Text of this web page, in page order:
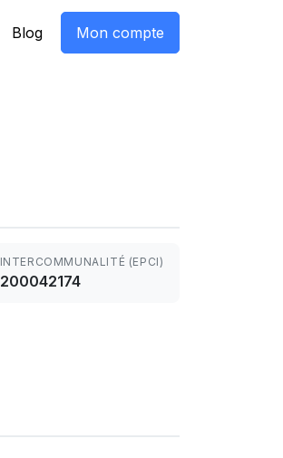
Blog Mon compte
INTERCOMMUNALITÉ (EPCI)
200042174